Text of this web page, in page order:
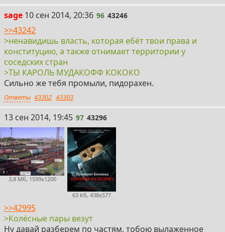
sage 96
10 сен 2014, 20:36 96 43246
>>43242
>ненавидишь власть, которая ебёт твои права и
конституцию, а также отнимает территории у
соседских стран
>ТЫ КАРОЛЬ МУДАКОФФ КОКОКО
Сильно же тебя промыли, пидорахен.
Ответы 43302 43303
97
13 сен 2014, 19:45 97 43296
3,8 Мб, 1599x1200
63 Кб, 438x577
>>42995
>Колёсные пары везут
Ну давай разберем по частям, тобою вылаженное